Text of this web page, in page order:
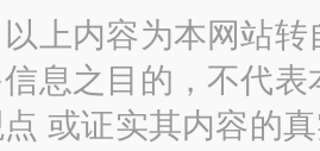
上内容为本网站
息之目的，不代
或证实其内容的